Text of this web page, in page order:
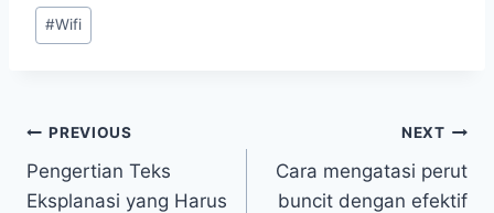
Post
Tags:
#Wifi
Post
navigation
PREVIOUS
Pengertian Teks
Eksplanasi yang Harus
NEXT
Cara mengatasi perut
buncit dengan efektif